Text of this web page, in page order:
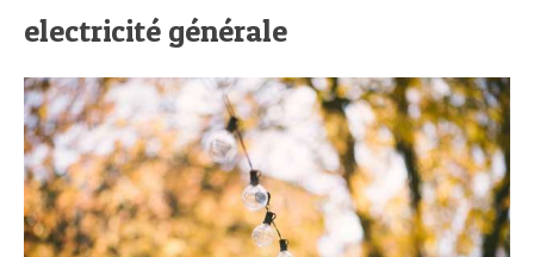
electricité générale